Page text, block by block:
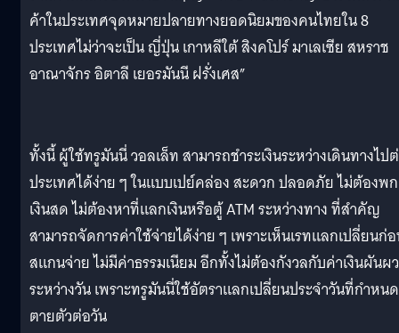
ค้าในประเทศจุดหมายปลายทางยอดนิยมของคนไทยใน 8
ประเทศไม่ว่าจะเป็น ญี่ปุ่น เกาหลีใต้ สิงคโปร์ มาเลเซีย สหราช
อาณาจักร อิตาลี เยอรมันนี ฝรั่งเศส”
ทั้งนี้ ผู้ใช้ทรูมันนี่ วอลเล็ท สามารถชำระเงินระหว่างเดินทางไป
ประเทศได้ง่าย ๆ ในแบบเปย์คล่อง สะดวก ปลอดภัย ไม่ต้องพก
เงินสด ไม่ต้องหาที่แลกเงินหรือตู้ ATM ระหว่างทาง ที่สำคัญ
สามารถจัดการค่าใช้จ่ายได้ง่าย ๆ เพราะเห็นเรทแลกเปลี่ยนก่
สแกนจ่าย ไม่มีค่าธรรมเนียม อีกทั้งไม่ต้องกังวลกับค่าเงินผันผ
ระหว่างวัน เพราะทรูมันนี่ใช้อัตราแลกเปลี่ยนประจำวันที่กำหนด
ตายตัวต่อวัน